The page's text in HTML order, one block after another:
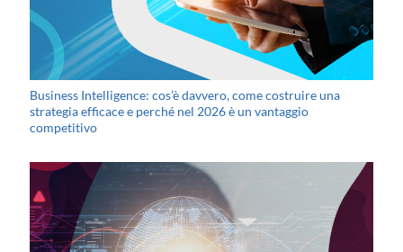
Business Intelligence: cos’è davvero, come costruire una
strategia efficace e perché nel 2026 è un vantaggio
competitivo